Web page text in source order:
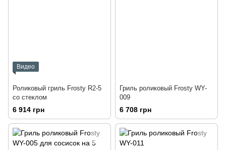
Видео
Роликовый гриль Frosty R2-5
со стеклом
6 914 грн
Гриль роликовый Frosty WY-
009
6 708 грн